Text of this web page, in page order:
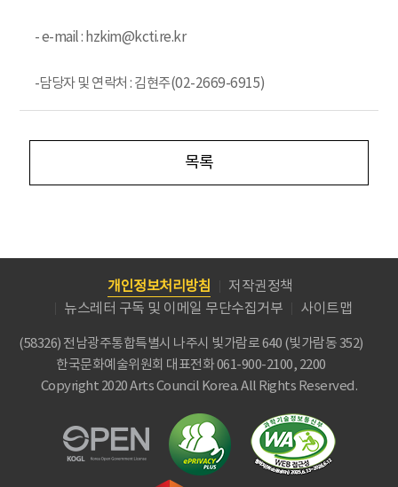
- e-mail : hzkim@kcti.re.kr
-담당자 및 연락처 : 김현주(02-2669-6915)
목록
개인정보처리방침
저작권정책
뉴스레터 구독 및 이메일 무단수집거부
사이트맵
(58326) 전남광주통합특별시 나주시 빛가람로 640 (빛가람동 352)
한국문화예술위원회 대표전화 061-900-2100, 2200
Copyright 2020 Arts Council Korea. All Rights Reserved.